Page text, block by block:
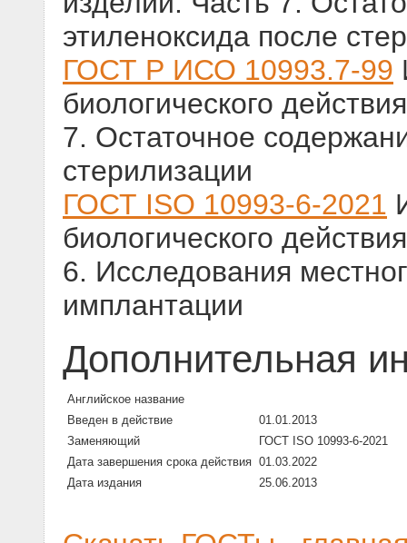
этиленоксида после
ГОСТ Р ИСО 10993.7-99
биологического
7. Остаточное
стерилизации
ГОСТ ISO 10993-6-2021
биологического
6. Исследования
имплантации
Дополнительная
Английское название
Введен в действие
01.01.2013
Заменяющий
ГОСТ ISO 10993-6-2021
Дата завершения срока действия 01.03.2022
Дата издания
25.06.2013